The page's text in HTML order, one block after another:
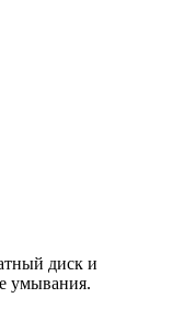
диск и
умывания.